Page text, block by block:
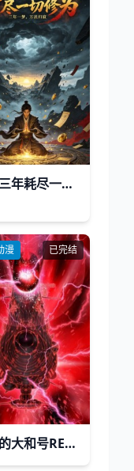
花费三年耗尽一切修为
漫 已完结
永远的大和号REBEL3199第六章碧蓝迷宫